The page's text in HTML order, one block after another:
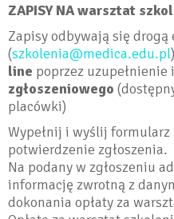
ZAPISY NA warsztat
Zapisy odbywają się
(szkolenia@medica.edu.pl
line poprzez uzupełnienie
zgłoszeniowego
placówki)
Wypełnij i wyślij
potwierdzenie zgłoszenia.
Na podany w zgłoszeniu
informację zwrotną z
dokonania opłaty za